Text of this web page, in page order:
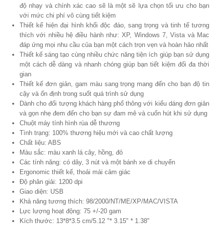
độ nhạy và chính xác cao sẽ là một sẽ lựa chọn tối ưu cho bạn
với mức chi phí vô cùng tiết kiệm
Thiết kế hiện đại hình khối độc đáo, sang trọng và tinh tế tương
thích với nhiều hệ điều hành như: XP, Windows 7, Vista và Mac
đáp ứng mọi nhu cầu của bạn một cách trọn vẹn và hoàn hảo nhất
Thiết kế sáng tạo cùng nhiều chức năng tiện ích giúp bạn sử dụng
một cách dễ dàng và nhanh chóng giúp bạn tiết kiệm đối đa thời
gian
Thiết kế đơn giản, gam màu sang trọng mang đến cho bạn độ tin
cậy và ổn định trong suốt quá trình sử dụng
Dành cho đối tượng khách hàng phổ thông với kiểu dáng đơn giản
và gọn nhẹ đem đến cho bạn sự đam mê và cuốn hút khi sử dụng
Chuột máy tính hình rùa dễ thương
Tình trạng: 100% thương hiệu mới và cao chất lượng
Chất liệu: ABS
Màu sắc: màu xanh lá cây, hồng, đỏ
Các tính năng: có dây, 3 nút và một bánh xe di chuyển
Ergonomic thiết kế, thoải mái cảm giác
Độ phân giải: 1200 dpi
Giao diện: USB
Khả năng tương thích: 98/2000/NT/ME/XP/MAC/VISTA
Lực lượng hoạt động: 75 +/-20 gam
Kích thước: 13*8*3.5 cm/5.12 "* 3.15" * 1.38"